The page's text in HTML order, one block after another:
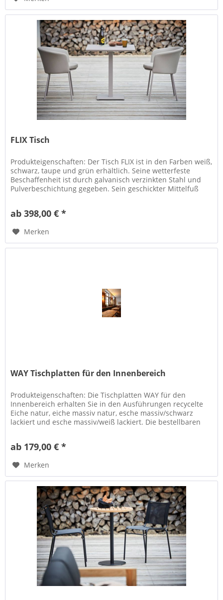
FLIX Tisch
Produkteigenschaften: Der Tisch FLIX ist in den Farben weiß,
schwarz, taupe und grün erhältlich. Seine wetterfeste
Beschaffenheit ist durch galvanisch verzinkten Stahl und
Pulverbeschichtung gegeben. Sein geschickter Mittelfuß
ab 398,00 € *
Merken
WAY Tischplatten für den Innenbereich
Produkteigenschaften: Die Tischplatten WAY für den
Innenbereich erhalten Sie in den Ausführungen recycelte
Eiche natur, eiche massiv natur, esche massiv/schwarz
lackiert und esche massiv/weiß lackiert. Die bestellbaren
ab 179,00 € *
Merken